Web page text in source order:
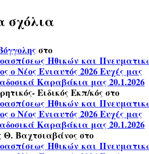
σχόλια
στο
Ηθικών και
ο Νέος Ενιαυτός 2026 Ευχές μας
Καραβάκια μας 20.1.2026
Ειδικός Εκπ/κόςστο
Ηθικών και
ο Νέος Ενιαυτός 2026 Ευχές μας
Καραβάκια μας 20.1.2026
Θ. Βαχτσιαβάνοςστο
Ηθικών και